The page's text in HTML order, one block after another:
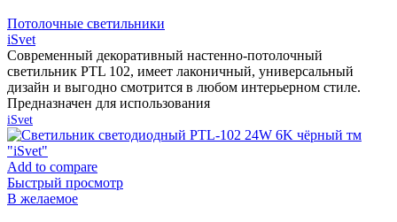
Потолочные светильники
iSvet
Современный декоративный настенно-потолочный
светильник PTL 102, имеет лаконичный, универсальный
дизайн и выгодно смотрится в любом интерьерном стиле.
Предназначен для использования
iSvet
Add to compare
Быстрый просмотр
В желаемое